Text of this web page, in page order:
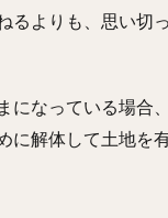
るよりも、思い切
になっている場合
に解体して土地を